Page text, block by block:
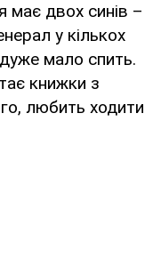
має двох синів –
у кількох
мало спить.
книжки з
любить ходити